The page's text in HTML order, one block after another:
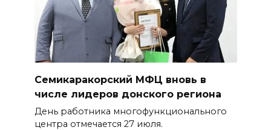
Семикаракорский МФЦ вновь в
числе лидеров донского региона
День работника многофункционального
центра отмечается 27 июля.